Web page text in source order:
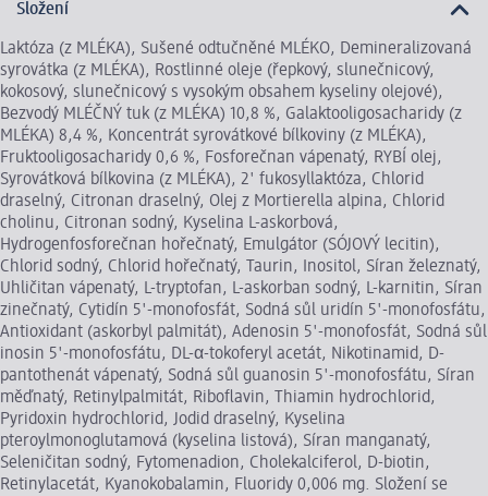
Složení
Laktóza (z MLÉKA), Sušené odtučněné MLÉKO, Demineralizovaná
syrovátka (z MLÉKA), Rostlinné oleje (řepkový, slunečnicový,
kokosový, slunečnicový s vysokým obsahem kyseliny olejové),
Bezvodý MLÉČNÝ tuk (z MLÉKA) 10,8 %, Galaktooligosacharidy (z
MLÉKA) 8,4 %, Koncentrát syrovátkové bílkoviny (z MLÉKA),
Fruktooligosacharidy 0,6 %, Fosforečnan vápenatý, RYBÍ olej,
Syrovátková bílkovina (z MLÉKA), 2' fukosyllaktóza, Chlorid
draselný, Citronan draselný, Olej z Mortierella alpina, Chlorid
cholinu, Citronan sodný, Kyselina L-askorbová,
Hydrogenfosforečnan hořečnatý, Emulgátor (SÓJOVÝ lecitin),
Chlorid sodný, Chlorid hořečnatý, Taurin, Inositol, Síran železnatý,
Uhličitan vápenatý, L-tryptofan, L-askorban sodný, L-karnitin, Síran
zinečnatý, Cytidín 5'-monofosfát, Sodná sůl uridín 5'-monofosfátu,
Antioxidant (askorbyl palmitát), Adenosin 5'-monofosfát, Sodná sůl
inosin 5'-monofosfátu, DL-α-tokoferyl acetát, Nikotinamid, D-
pantothenát vápenatý, Sodná sůl guanosin 5'-monofosfátu, Síran
měďnatý, Retinylpalmitát, Riboflavin, Thiamin hydrochlorid,
Pyridoxin hydrochlorid, Jodid draselný, Kyselina
pteroylmonoglutamová (kyselina listová), Síran manganatý,
Seleničitan sodný, Fytomenadion, Cholekalciferol, D-biotin,
Retinylacetát, Kyanokobalamin, Fluoridy 0,006 mg. Složení se